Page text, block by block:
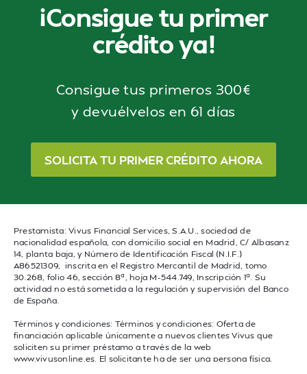
¡Consigue tu primer
crédito ya!
Consigue tus primeros 300€
y devuélvelos en 61 días
SOLICITA TU PRIMER CRÉDITO AHORA
Prestamista: Vivus Financial Services, S.A.U., sociedad de
nacionalidad española, con domicilio social en Madrid, C/ Albasanz
14, planta baja, y Número de Identificación Fiscal (N.I.F.)
A86521309, inscrita en el Registro Mercantil de Madrid, tomo
30.268, folio 46, sección 8ª, hoja M-544.749, Inscripción 1ª. Su
actividad no está sometida a la regulación y supervisión del Banco
de España.
Términos y condiciones: Términos y condiciones: Oferta de
financiación aplicable únicamente a nuevos clientes Vivus que
soliciten su primer préstamo a través de la web
www.vivusonline.es. El solicitante ha de ser una persona física,